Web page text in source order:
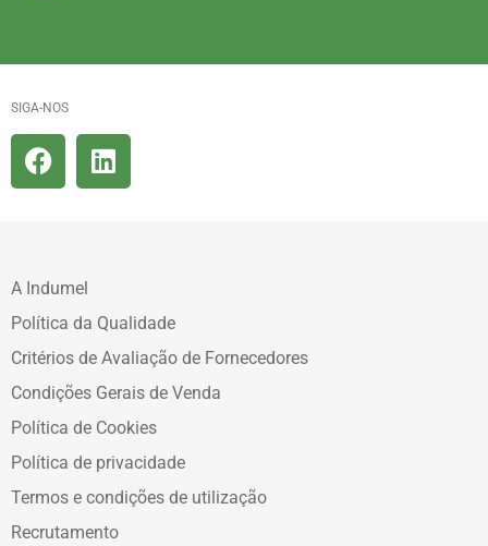
SIGA-NOS
A Indumel
Política da Qualidade
Critérios de Avaliação de Fornecedores
Condições Gerais de Venda
Política de Cookies
Política de privacidade
Termos e condições de utilização
Recrutamento